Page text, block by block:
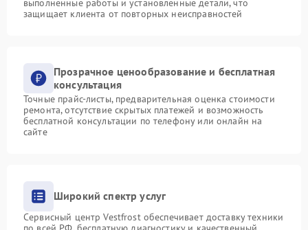
выполненные работы и установленные детали, что
защищает клиента от повторных неисправностей
Прозрачное ценообразование и бесплатная
консультация
Точные прайс-листы, предварительная оценка стоимости
ремонта, отсутствие скрытых платежей и возможность
бесплатной консультации по телефону или онлайн на
сайте
Широкий спектр услуг
Сервисный центр Vestfrost обеспечивает доставку техники